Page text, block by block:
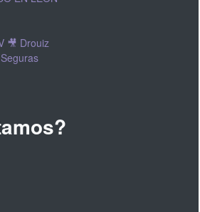
🎥 Drouiz